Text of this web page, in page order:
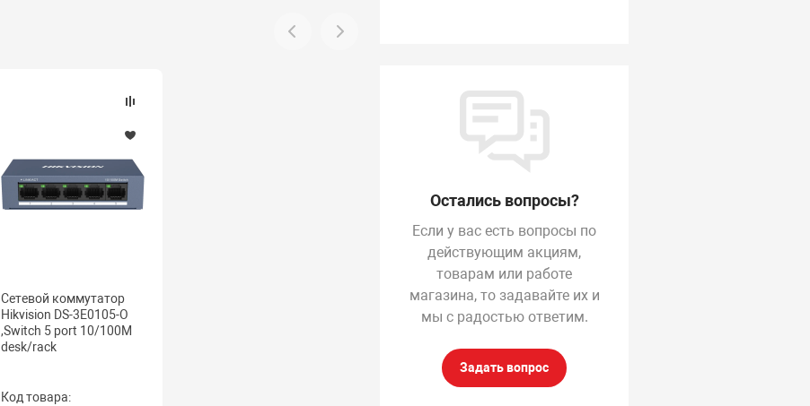
Сетевой коммутатор
Hikvision DS-3E0105-O
,Switch 5 port 10/100M
desk/rack
Код товара:
Остались вопросы?
Если у вас есть вопросы по
действующим акциям,
товарам или работе
магазина, то задавайте их и
мы с радостью ответим.
Задать вопрос